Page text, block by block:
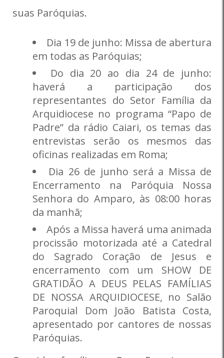
suas Paróquias.
Dia 19 de junho: Missa de abertura
em todas as Paróquias;
Do dia 20 ao dia 24 de junho:
haverá a participação dos
representantes do Setor Família da
Arquidiocese no programa “Papo de
Padre” da rádio Caiari, os temas das
entrevistas serão os mesmos das
oficinas realizadas em Roma;
Dia 26 de junho será a Missa de
Encerramento na Paróquia Nossa
Senhora do Amparo, às 08:00 horas
da manhã;
Após a Missa haverá uma animada
procissão motorizada até a Catedral
do Sagrado Coração de Jesus e
encerramento com um SHOW DE
GRATIDÃO A DEUS PELAS FAMÍLIAS
DE NOSSA ARQUIDIOCESE, no Salão
Paroquial Dom João Batista Costa,
apresentado por cantores de nossas
Paróquias.